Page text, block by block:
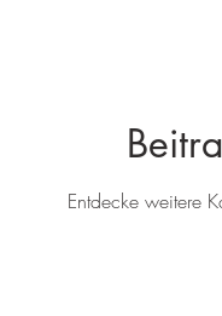
Entdecke weitere